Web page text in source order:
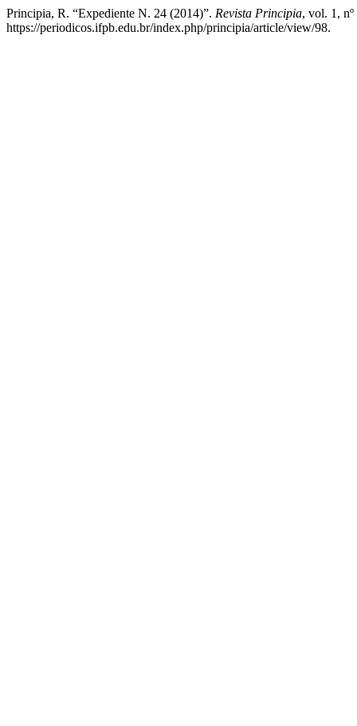
Principia, R. “Expediente N. 24 (2014)”. Revista Principia, vol. 1,
https://periodicos.ifpb.edu.br/index.php/principia/article/view/98.